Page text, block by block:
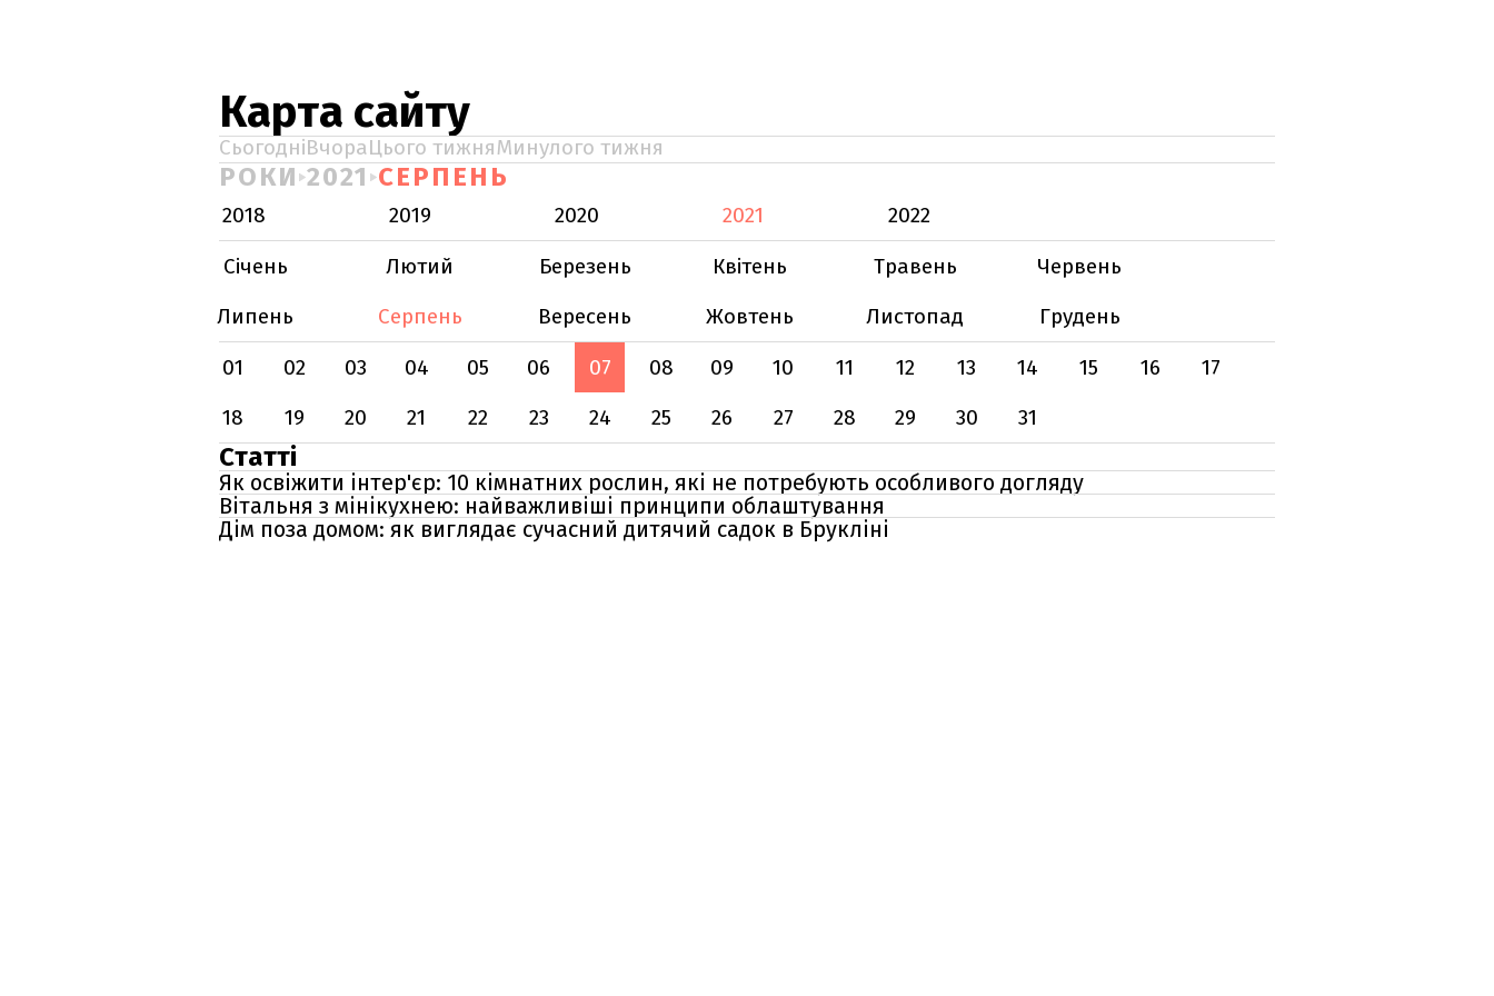
Карта сайту
СьогодніВчораЦього тижняМинулого тижня
РОКИ 2021 СЕРПЕНЬ
2018 2019 2020 2021
2022
Січень
Лютий Березень Квітень Травень
Червень
Липень
Серпень Вересень Жовтень Листопад
Грудень
01
02 03 04 05 06 07 08 09 10 11 12 13 14 15 16
17
18
19 20 21 22 23 24 25 26 27 28 29 30 31
Статті
Як освіжити інтер'єр: 10 кімнатних рослин, які не потребують особливого догляду
Вітальня з мінікухнею: найважливіші принципи облаштування
Дім поза домом: як виглядає сучасний дитячий садок в Брукліні